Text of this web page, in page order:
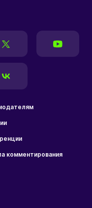
комментирования